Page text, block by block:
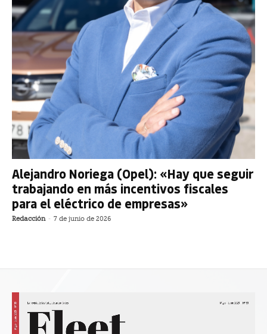
Alejandro Noriega (Opel): «Hay que seguir
trabajando en más incentivos fiscales
para el eléctrico de empresas»
Redacción - 7 de junio de 2026